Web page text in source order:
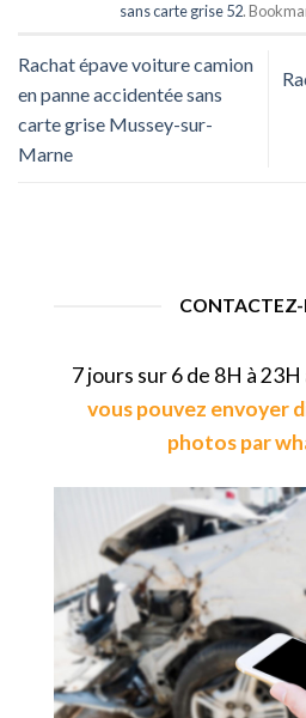
sans carte grise 52.
Rachat épave voiture camion
en panne accidentée sans
carte grise Mussey-sur-
Marne
7 jours sur 6 de 8H à 23H
vous pouvez envoyer
photos par